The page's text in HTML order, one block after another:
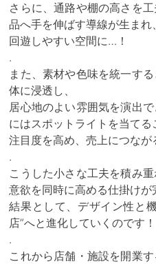
さらに、通路や棚の高さを
品へ手を伸ばす導線が生まれ、
回遊しやすい空間に…！
.
また、素材や色味を統一す
体に浸透し、
居心地のよい雰囲気を演出
にはスポットライトを当てる
注目度を高め、売上につなが
.
こうした小さな工夫を積み
意欲を同時に高める仕掛け
結果として、デザイン性と
店”へと進化していくのです！
.
これから店舗・施設を開業